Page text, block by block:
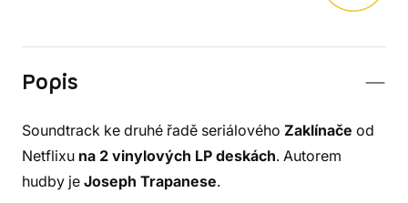
Popis
Soundtrack ke druhé řadě seriálového Zaklínače od
Netflixu na 2 vinylových LP deskách. Autorem
hudby je Joseph Trapanese.